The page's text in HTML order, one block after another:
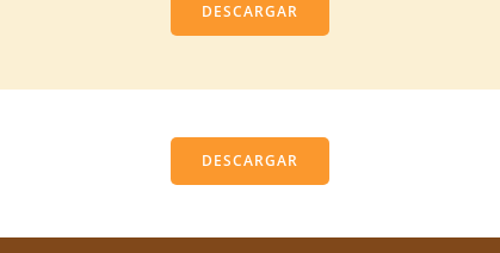
DESCARGAR
DESCARGAR